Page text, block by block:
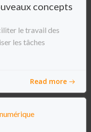
concepts
le travail des
les tâches
Read more